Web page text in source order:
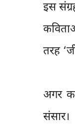
इस
तरह
अगर